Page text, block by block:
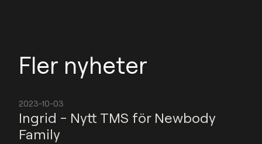
Fler nyheter
2023-10-03
Ingrid - Nytt TMS för Newbody
Family